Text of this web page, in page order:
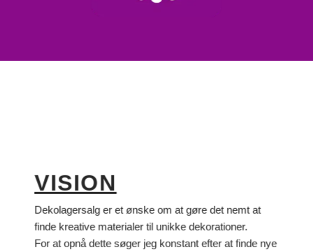
VISION
Dekolagersalg er et ønske om at gøre det nemt at
finde kreative materialer til unikke dekorationer.
For at opnå dette søger jeg konstant efter at finde nye